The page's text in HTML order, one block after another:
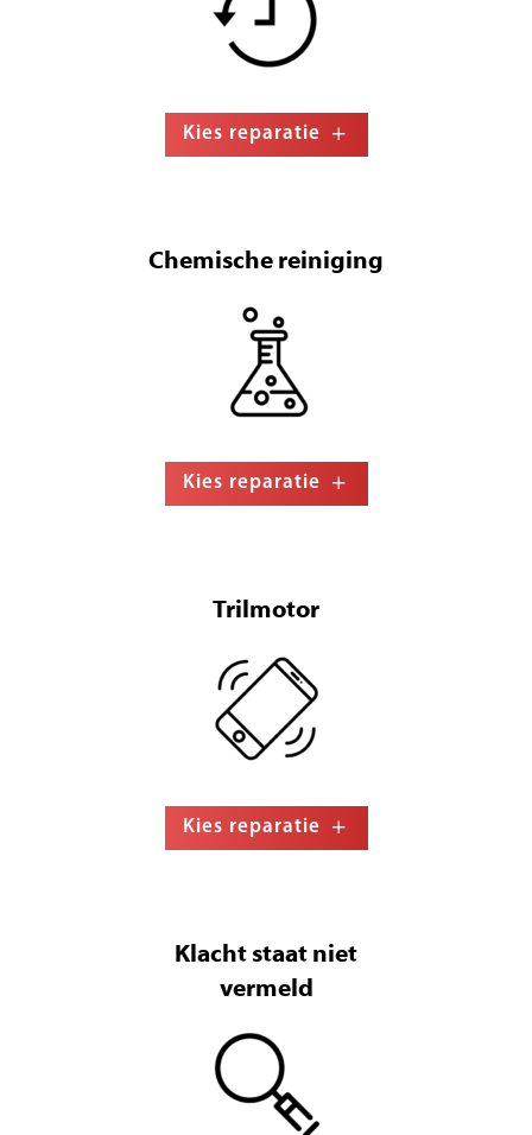
Kies reparatie
Chemische reiniging
Kies reparatie
Trilmotor
Kies reparatie
Klacht staat niet
vermeld